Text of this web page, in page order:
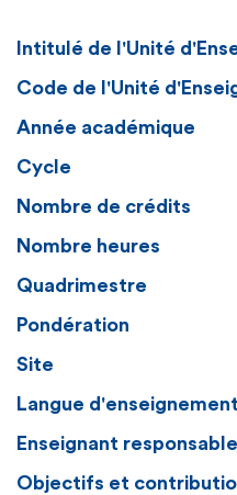
Intitulé de l'Unité
Code de l'Unité
Année académique
Cycle
Nombre de crédits
Nombre heures
Quadrimestre
Pondération
Site
Langue d'enseignement
Enseignant responsable
Objectifs et